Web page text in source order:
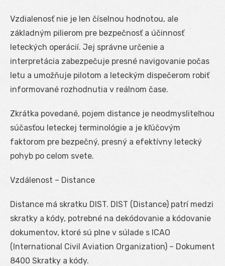
Vzdialenosť nie je len číselnou hodnotou, ale
základným pilierom pre bezpečnosť a účinnosť
leteckých operácií. Jej správne určenie a
interpretácia zabezpečuje presné navigovanie počas
letu a umožňuje pilotom a leteckým dispečerom robiť
informované rozhodnutia v reálnom čase.
Zkrátka povedané, pojem distance je neodmysliteľnou
súčasťou leteckej terminológie a je kľúčovým
faktorom pre bezpečný, presný a efektívny letecký
pohyb po celom svete.
Vzdálenost – Distance
Distance má skratku DIST. DIST (Distance) patrí medzi
skratky a kódy, potrebné na dekódovanie a kódovanie
dokumentov, ktoré sú plne v súlade s ICAO
(International Civil Aviation Organization) – Dokument
8400 Skratky a kódy.